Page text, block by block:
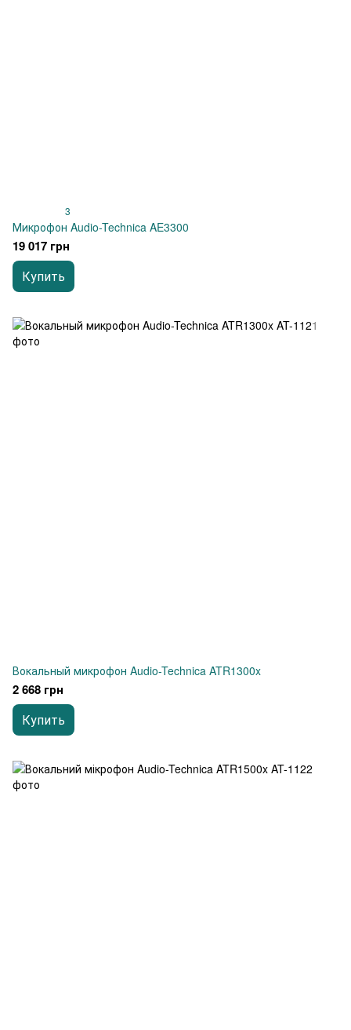
3
Микрофон Audio-Technica AE3300
19 017 грн
Купить
Вокальный микрофон Audio-Technica ATR1300x
2 668 грн
Купить